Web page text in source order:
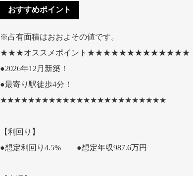
おすすめポイント
※占有面積はおおよその値です。
★★★オススメポイント★★★★★★★★★★★★★
●2026年12月新築！
●最寄り駅徒歩4分！
★★★★★★★★★★★★★★★★★★★★★★★★
【利回り】
●想定利回り4.5% ●想定年収987.6万円